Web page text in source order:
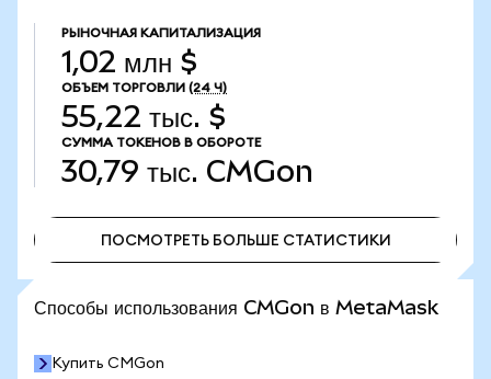
РЫНОЧНАЯ КАПИТАЛИЗАЦИЯ
1,02 млн $
ОБЪЕМ ТОРГОВЛИ (24 Ч)
55,22 тыс. $
СУММА ТОКЕНОВ В ОБОРОТЕ
30,79 тыс. CMGon
ПОСМОТРЕТЬ БОЛЬШЕ СТАТИСТИКИ
Способы использования CMGon в MetaMask
Купить CMGon